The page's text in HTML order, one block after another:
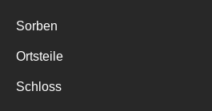
Sorben
Ortsteile
Schloss